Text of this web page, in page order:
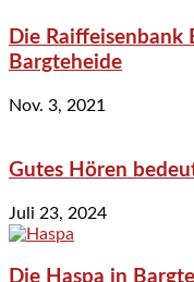
Die
Bargteheide
Nov. 3, 2021
Gutes Hören
Juli 23, 2024
Die Haspa in